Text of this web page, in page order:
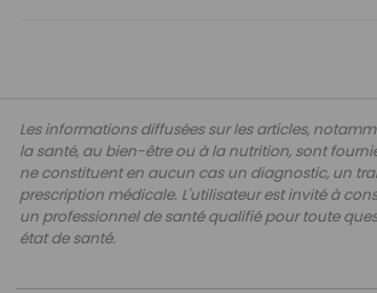
Les informations diffusées sur les articles,
la santé, au bien-être ou à la nutrition, sont
ne constituent en aucun cas un diagnostic, un
prescription médicale. L'utilisateur est invité à
un professionnel de santé qualifié pour toute
état de santé.